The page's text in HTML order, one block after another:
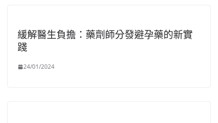
緩解醫生負擔：藥劑師分發避孕藥的新實
踐
24/01/2024